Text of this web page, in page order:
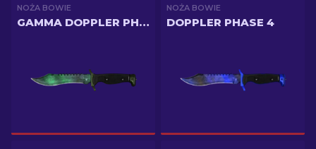
NOŻA BOWIE
GAMMA DOPPLER PHASE 2
NOŻA BOWIE
DOPPLER PHASE 4